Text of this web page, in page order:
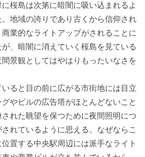
桜島は次第に暗闇に吸い込まれるよ
地域の誇りであり古くから信仰され
業的なライトアップがされることに
、暗闇に消えていく桜島を見ている
景観としてはやはりもったいなさを
ると目の前に広がる市街地には目立
やビルの広告塔がほとんどないこと
れた眺望を保つために夜間照明につ
れているように思える。なぜならこ
置する中央駅周辺には派手なライト